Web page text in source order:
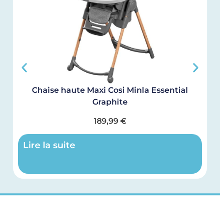
Chaise haute Maxi Cosi Minla Essential
Graphite
189,99 €
Lire la suite